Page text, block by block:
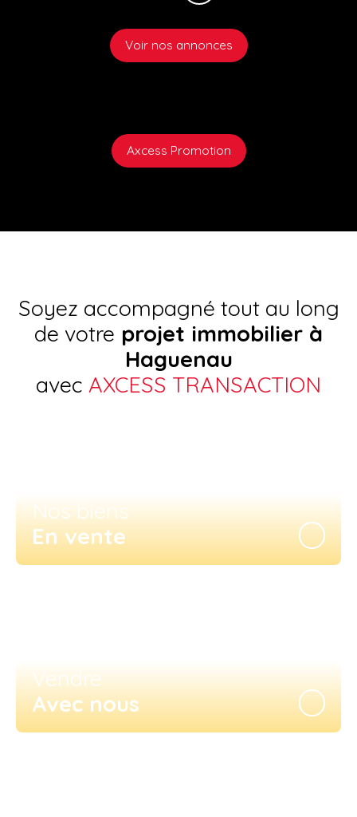
Voir nos annonces
Axcess Promotion
Soyez accompagné tout au long
de votre projet immobilier à
Haguenau
avec AXCESS TRANSACTION
Nos biens
En vente
Vendre
Avec nous